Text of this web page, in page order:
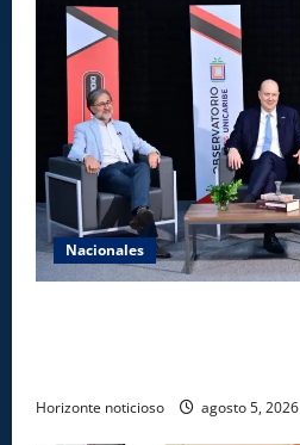
Nacionales
Horizonte noticioso agosto 5, 2026